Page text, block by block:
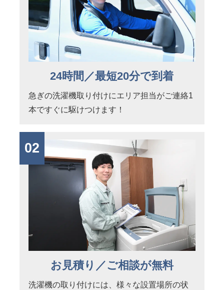
24時間／最短20分で到着
急ぎの洗濯機取り付けにエリア担当がご連絡1
本ですぐに駆けつけます！
02
お見積り／ご相談が無料
洗濯機の取り付けには、様々な設置場所の状